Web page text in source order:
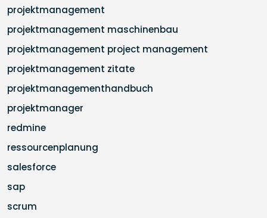
projektmanagement
projektmanagement maschinenbau
projektmanagement project management
projektmanagement zitate
projektmanagementhandbuch
projektmanager
redmine
ressourcenplanung
salesforce
sap
scrum